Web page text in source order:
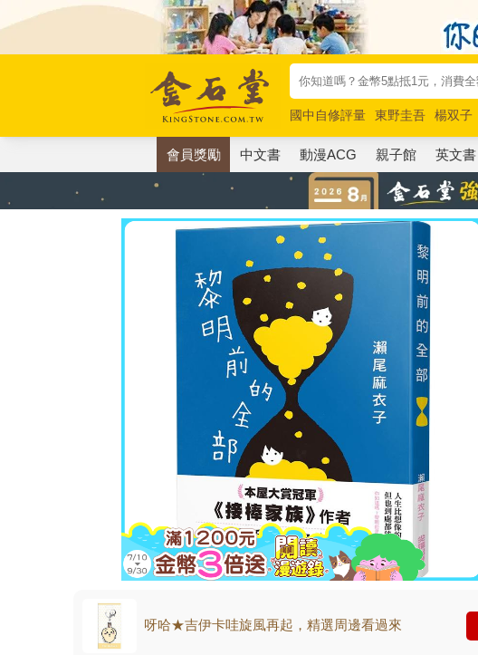
國中自修評量 東野圭吾 楊双子
唯紅花綻放
奧德賽 路邊攤新作
會員獎勵 中文書 動漫ACG 親子館 英文書
呀哈★吉伊卡哇旋風再起，精選周邊看過來